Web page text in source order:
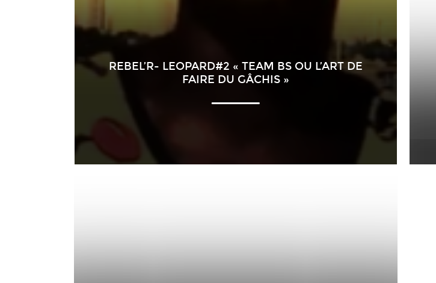
REBEL’R- LEOPARD#2 « TEAM BS OU L’ART DE
FAIRE DU GÂCHIS »